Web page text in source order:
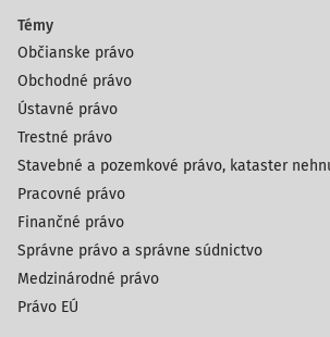
Témy
Občianske právo
Obchodné právo
Ústavné právo
Trestné právo
Stavebné a pozemkové právo, kataster
Pracovné právo
Finančné právo
Správne právo a správne súdnictvo
Medzinárodné právo
Právo EÚ